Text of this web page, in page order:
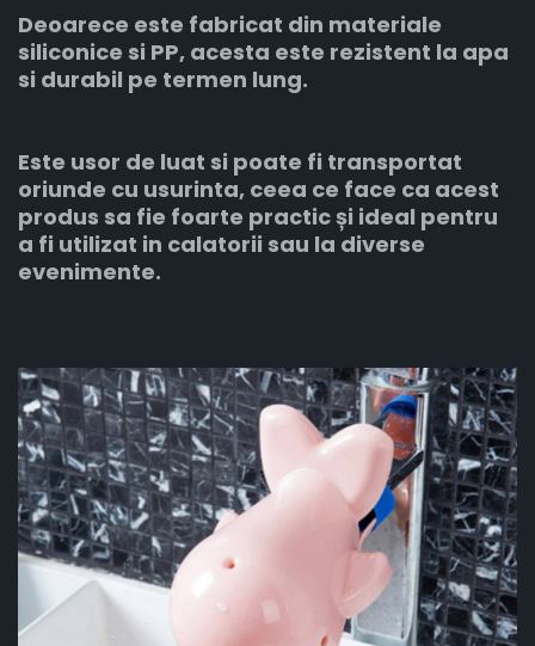
Deoarece este fabricat din materiale
siliconice si PP, acesta este rezistent la apa
si durabil pe termen lung.
Este usor de luat si poate fi transportat
oriunde cu usurinta, ceea ce face ca acest
produs sa fie foarte practic și ideal pentru
a fi utilizat in calatorii sau la diverse
evenimente.